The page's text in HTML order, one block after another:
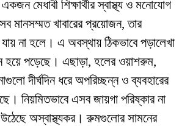
মেধাবী শিক্ষার্থীর স্বাস্থ্য ও মনোযোগ
মানসম্মত খাবারের প্রয়োজন, তার
যায় না হলে। এ অবস্থায় ঠিকভাবে পড়ালেখা
হয়ে পড়েছে। এছাড়া, হলের ওয়াশরুম,
দীর্ঘদিন ধরে অপরিচ্ছন্ন ও ব্যবহারের
নিয়মিতভাবে এসব জায়গা পরিষ্কার না
উঠেছে অস্বাস্থ্যকর। রুমগুলোর সামনের